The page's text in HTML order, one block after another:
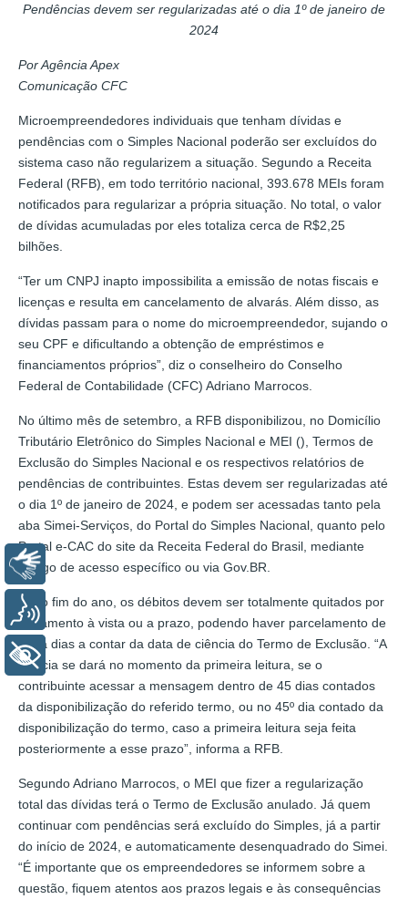
Pendências devem ser regularizadas até o dia 1º de janeiro de
2024
Por Agência Apex
Comunicação CFC
Microempreendedores individuais que tenham dívidas e
pendências com o Simples Nacional poderão ser excluídos do
sistema caso não regularizem a situação. Segundo a Receita
Federal (RFB), em todo território nacional, 393.678 MEIs foram
notificados para regularizar a própria situação. No total, o valor
de dívidas acumuladas por eles totaliza cerca de R$2,25
bilhões.
“Ter um CNPJ inapto impossibilita a emissão de notas fiscais e
licenças e resulta em cancelamento de alvarás. Além disso, as
dívidas passam para o nome do microempreendedor, sujando o
seu CPF e dificultando a obtenção de empréstimos e
financiamentos próprios”, diz o conselheiro do Conselho
Federal de Contabilidade (CFC) Adriano Marrocos.
No último mês de setembro, a RFB disponibilizou, no Domicílio
Tributário Eletrônico do Simples Nacional e MEI (), Termos de
Exclusão do Simples Nacional e os respectivos relatórios de
pendências de contribuintes. Estas devem ser regularizadas até
o dia 1º de janeiro de 2024, e podem ser acessadas tanto pela
aba Simei-Serviços, do Portal do Simples Nacional, quanto pelo
Portal e-CAC do site da Receita Federal do Brasil, mediante
código de acesso específico ou via Gov.BR.
Até o fim do ano, os débitos devem ser totalmente quitados por
pagamento à vista ou a prazo, podendo haver parcelamento de
trinta dias a contar da data de ciência do Termo de Exclusão. “A
ciência se dará no momento da primeira leitura, se o
contribuinte acessar a mensagem dentro de 45 dias contados
da disponibilização do referido termo, ou no 45º dia contado da
disponibilização do termo, caso a primeira leitura seja feita
posteriormente a esse prazo”, informa a RFB.
Segundo Adriano Marrocos, o MEI que fizer a regularização
total das dívidas terá o Termo de Exclusão anulado. Já quem
continuar com pendências será excluído do Simples, já a partir
do início de 2024, e automaticamente desenquadrado do Simei.
“É importante que os empreendedores se informem sobre a
questão, fiquem atentos aos prazos legais e às consequências
Libras
Voz